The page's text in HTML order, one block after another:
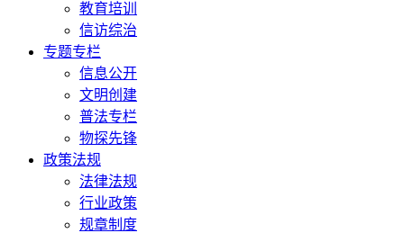
教育培训
信访综治
专题专栏
信息公开
文明创建
普法专栏
物探先锋
政策法规
法律法规
行业政策
规章制度